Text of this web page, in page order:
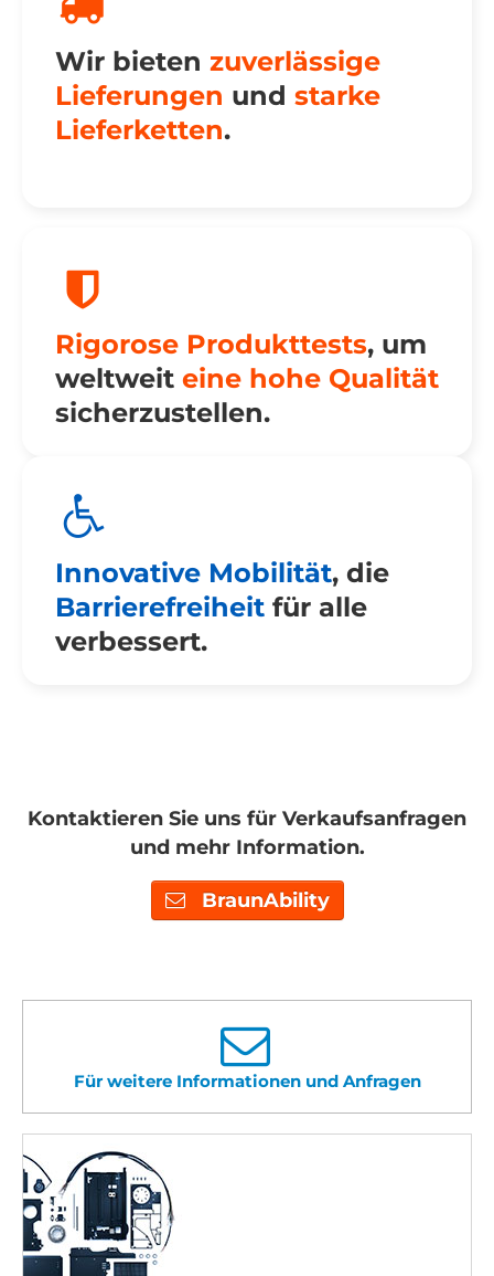
Wir bieten zuverlässige
Lieferungen und starke
Lieferketten.
Rigorose Produkttests, um
weltweit eine hohe Qualität
sicherzustellen.
Innovative Mobilität, die
Barrierefreiheit für alle
verbessert.
Kontaktieren Sie uns für Verkaufsanfragen
und mehr Information.
BraunAbility
Für weitere Informationen und Anfragen